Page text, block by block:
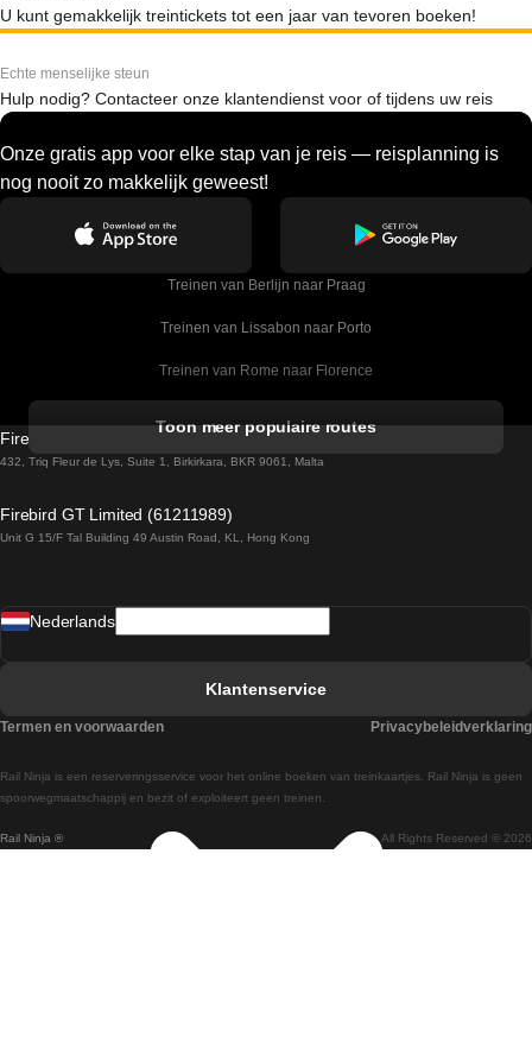
U kunt gemakkelijk treintickets tot een jaar van tevoren boeken!
Echte menselijke steun
Hulp nodig? Contacteer onze klantendienst voor of tijdens uw reis
Onze gratis app voor elke stap van je reis — reisplanning is
nog nooit zo makkelijk geweest!
Treinen van Berlijn naar Praag
Treinen van Lissabon naar Porto
Treinen van Rome naar Florence
Treinen van Sevilla naar Barcelona
Treinen van Praag naar Wenen
Treinen van Wenen naar Salzburg
Treinen van Wenen naar Praag
Toon meer populaire routes
Firebird GT Limited (OC 1451)
432, Triq Fleur de Lys, Suite 1, Birkirkara, BKR 9061, Malta
Firebird GT Limited (61211989)
Unit G 15/F Tal Building 49 Austin Road, KL, Hong Kong
Rail Ninja ® All Rights Reserved © 2026
Rail Ninja is een reserveringsservice voor het online boeken van treinkaartjes. Rail Ninja is geen
spoorwegmaatschappij en bezit of exploiteert geen treinen.
Nederlands
Klantenservice
Termen en voorwaarden Privacybeleidverklaring